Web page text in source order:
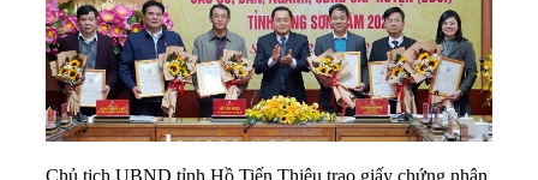
Chủ tịch UBND tỉnh Hồ Tiến Thiệu trao giấy chứng nhận